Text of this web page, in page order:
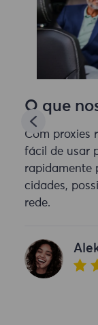
O que
Com proxies
fácil de usar
rapidamente
cidades,
rede.